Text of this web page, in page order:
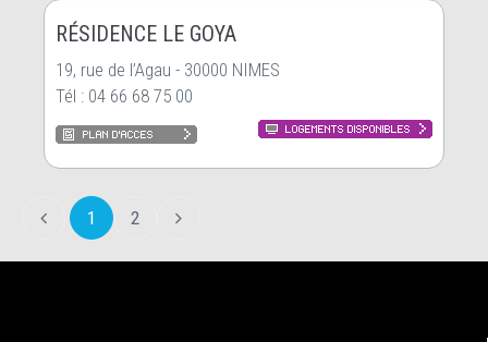
RÉSIDENCE LE GOYA
19, rue de l’Agau - 30000 NIMES
Tél : 04 66 68 75 00
1 2